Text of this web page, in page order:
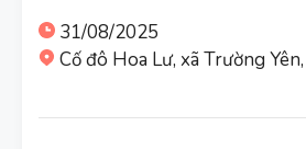
31/08/2025
Cố đô Hoa Lư, xã Trường